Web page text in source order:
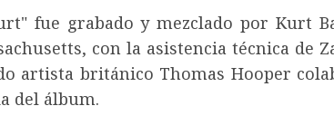
fue grabado y mezclado por Kurt
con la asistencia técnica de
artista británico Thomas Hooper
del álbum.